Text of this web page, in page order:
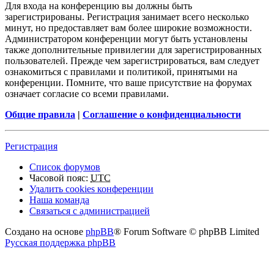
Для входа на конференцию вы должны быть
зарегистрированы. Регистрация занимает всего несколько
минут, но предоставляет вам более широкие возможности.
Администратором конференции могут быть установлены
также дополнительные привилегии для зарегистрированных
пользователей. Прежде чем зарегистрироваться, вам следует
ознакомиться с правилами и политикой, принятыми на
конференции. Помните, что ваше присутствие на форумах
означает согласие со всеми правилами.
Общие правила | Соглашение о конфиденциальности
Регистрация
Список форумов
Часовой пояс: UTC
Удалить cookies конференции
Наша команда
Связаться с администрацией
Создано на основе phpBB® Forum Software © phpBB Limited
Русская поддержка phpBB